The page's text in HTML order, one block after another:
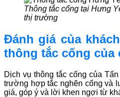
Thông tắc cống tại Hưng
thị trường
Đánh giá của
thông tắc cống của
Dịch vụ thông tắc cống của
trường hợp tắc nghẽn cống và
giá, góp ý và lời khen ngợi từ